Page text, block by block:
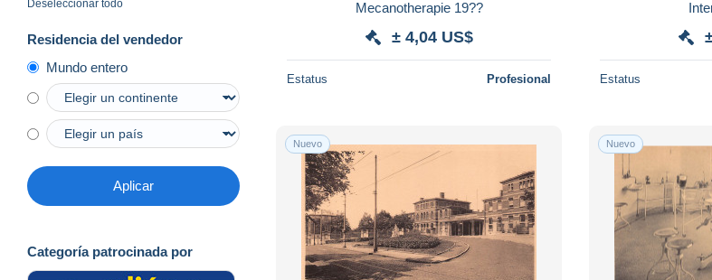
Deseleccionar todo
Residencia del vendedor
Mundo entero
Aplicar
Categoría patrocinada por
Mecanotherapie 19??
± 4,04 US$
Estatus Profesional Estatus
Nuevo Nuevo